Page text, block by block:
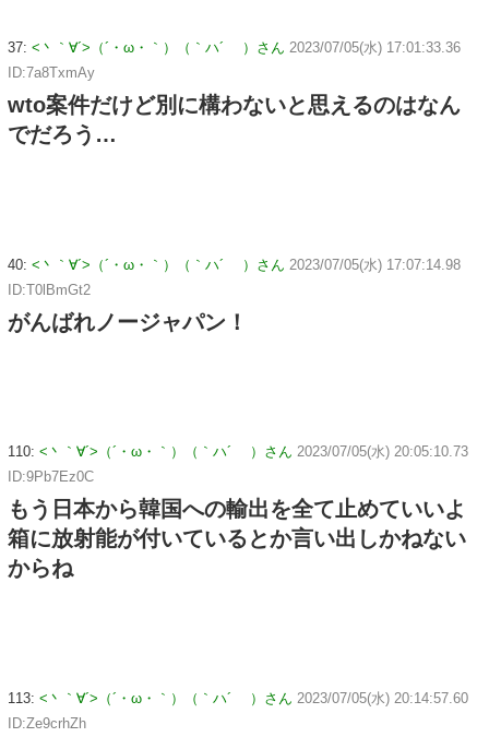
37: <丶｀∀´>（´・ω・｀）（｀ハ´ ）さん 2023/07/05(水) 17:01:33.36
ID:7a8TxmAy
wto案件だけど別に構わないと思えるのはなん
でだろう…
40: <丶｀∀´>（´・ω・｀）（｀ハ´ ）さん 2023/07/05(水) 17:07:14.98
ID:T0lBmGt2
がんばれノージャパン！
110: <丶｀∀´>（´・ω・｀）（｀ハ´ ）さん 2023/07/05(水) 20:05:10.73
ID:9Pb7Ez0C
もう日本から韓国への輸出を全て止めていいよ
箱に放射能が付いているとか言い出しかねない
からね
113: <丶｀∀´>（´・ω・｀）（｀ハ´ ）さん 2023/07/05(水) 20:14:57.60
ID:Ze9crhZh